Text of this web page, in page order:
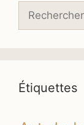
Étiquettes